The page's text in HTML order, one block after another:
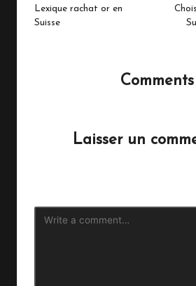
navigation
Lexique rachat or en
Suisse
Comments
Laisser un